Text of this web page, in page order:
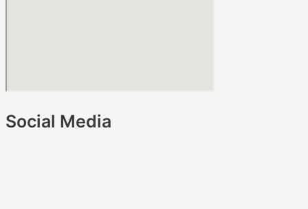
Social Media